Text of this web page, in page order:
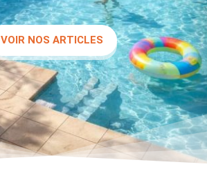
VOIR NOS ARTICLES